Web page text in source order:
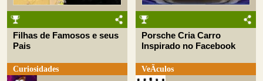
Filhas de Famosos e seus
Pais
Curiosidades
Porsche Cria Carro
Inspirado no Facebook
VeÃ­culos